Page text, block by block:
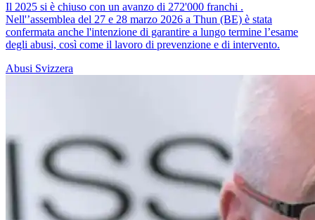
Il 2025 si è chiuso con un avanzo di 272'000 franchi .
Nell'’assemblea del 27 e 28 marzo 2026 a Thun (BE) è stata
confermata anche l'intenzione di garantire a lungo termine l’esame
degli abusi, così come il lavoro di prevenzione e di intervento.
Abusi Svizzera